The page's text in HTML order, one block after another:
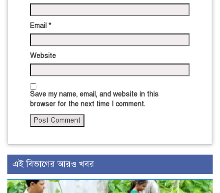
Email *
Website
Save my name, email, and website in this
browser for the next time I comment.
এই বিভাগের আরও খবর